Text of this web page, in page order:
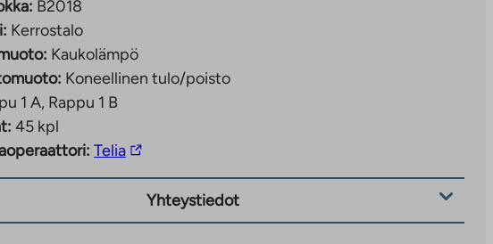
B2018
Kerrostalo
Kaukolämpö
Koneellinen tulo/poisto
1 A, Rappu 1 B
45 kpl
TeliaLinkki
vie
ulkopuoliseen
palveluun.
Yhteystiedot